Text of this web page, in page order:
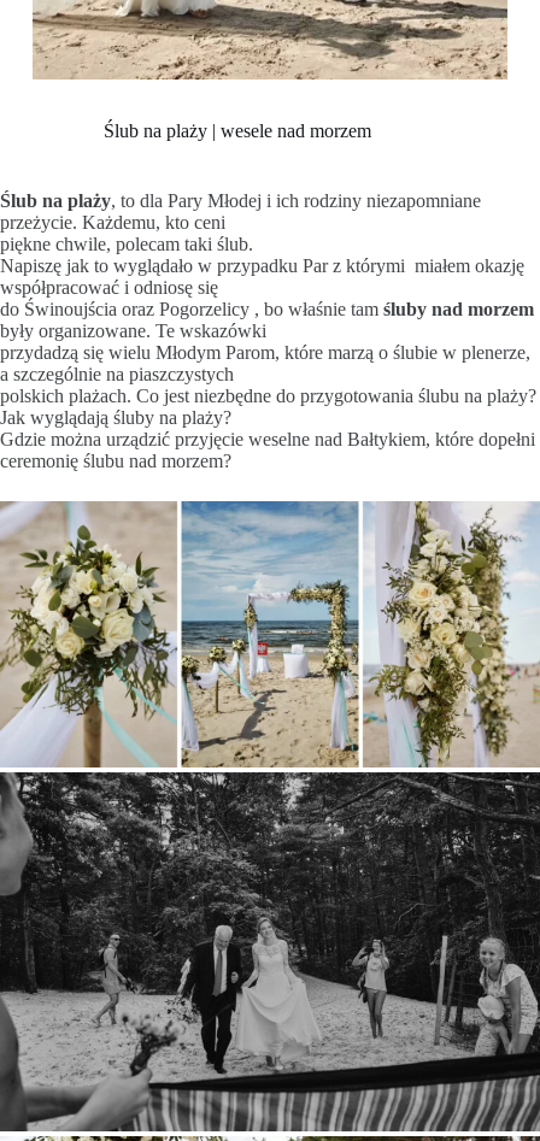
Ślub na plaży | wesele nad morzem
Ślub na plaży, to dla Pary Młodej i ich rodziny niezapomniane
przeżycie. Każdemu, kto ceni
piękne chwile, polecam taki ślub.
Napiszę jak to wyglądało w przypadku Par z którymi miałem okazję
współpracować i odniosę się
do Świnoujścia oraz Pogorzelicy , bo właśnie tam śluby nad morzem
były organizowane. Te wskazówki
przydadzą się wielu Młodym Parom, które marzą o ślubie w plenerze,
a szczególnie na piaszczystych
polskich plażach. Co jest niezbędne do przygotowania ślubu na plaży?
Jak wyglądają śluby na plaży?
Gdzie można urządzić przyjęcie weselne nad Bałtykiem, które dopełni
ceremonię ślubu nad morzem?